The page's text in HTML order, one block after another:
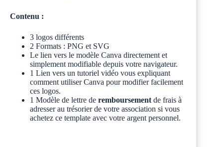
Contenu :
3 logos différents
2 Formats : PNG et SVG
Le lien vers le modèle Canva directement et
simplement modifiable depuis votre navigateur.
1 Lien vers un tutoriel vidéo vous expliquant
comment utiliser Canva pour modifier facilement
ces logos.
1 Modèle de lettre de remboursement de frais à
adresser au trésorier de votre association si vous
achetez ce template avec votre argent personnel.